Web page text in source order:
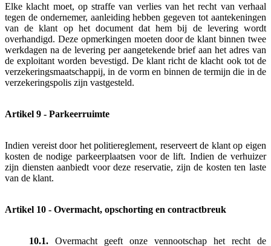
Elke klacht moet, op straffe van verlies van het recht van verhaal
tegen de ondernemer, aanleiding hebben gegeven tot aantekeningen
van de klant op het document dat hem bij de levering wordt
overhandigd. Deze opmerkingen moeten door de klant binnen twee
werkdagen na de levering per aangetekende brief aan het adres van
de exploitant worden bevestigd. De klant richt de klacht ook tot de
verzekeringsmaatschappij, in de vorm en binnen de termijn die in de
verzekeringspolis zijn vastgesteld.
Artikel 9 - Parkeerruimte
Indien vereist door het politiereglement, reserveert de klant op eigen
kosten de nodige parkeerplaatsen voor de lift. Indien de verhuizer
zijn diensten aanbiedt voor deze reservatie, zijn de kosten ten laste
van de klant.
Artikel 10 - Overmacht, opschorting en contractbreuk
10.1. Overmacht geeft onze vennootschap het recht de